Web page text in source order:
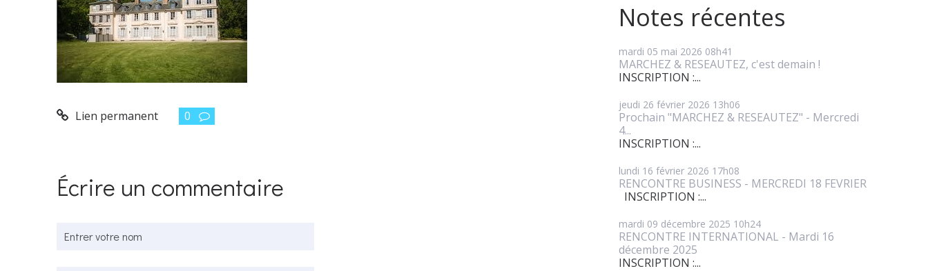
Lien permanent 0
Écrire un commentaire
Notes récentes
mardi 05 mai 2026 08h41
MARCHEZ & RESEAUTEZ, c'est demain !
INSCRIPTION :...
jeudi 26 février 2026 13h06
Prochain "MARCHEZ & RESEAUTEZ" - Mercredi
4...
INSCRIPTION :...
lundi 16 février 2026 17h08
RENCONTRE BUSINESS - MERCREDI 18 FEVRIER
INSCRIPTION :...
mardi 09 décembre 2025 10h24
RENCONTRE INTERNATIONAL - Mardi 16
décembre 2025
INSCRIPTION :...